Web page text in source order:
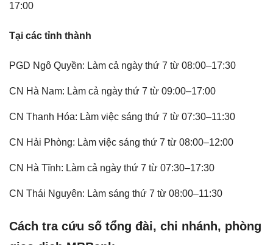
17:00
Tại các tỉnh thành
PGD Ngô Quyền: Làm cả ngày thứ 7 từ 08:00–17:30
CN Hà Nam: Làm cả ngày thứ 7 từ 09:00–17:00
CN Thanh Hóa: Làm việc sáng thứ 7 từ 07:30–11:30
CN Hải Phòng: Làm việc sáng thứ 7 từ 08:00–12:00
CN Hà Tĩnh: Làm cả ngày thứ 7 từ 07:30–17:30
CN Thái Nguyên: Làm sáng thứ 7 từ 08:00–11:30
Cách tra cứu số tổng đài, chi nhánh, phòng